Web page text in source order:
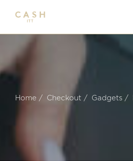
Home Checkout Gadgets